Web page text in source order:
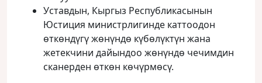
Уставдын, Кыргыз Республикасынын
Юстиция министрлигинде каттоодон
өткөндүгү жөнүндө күбөлүктүн жана
жетекчини дайындоо жөнүндө чечимдин
сканерден өткөн көчүрмөсү.